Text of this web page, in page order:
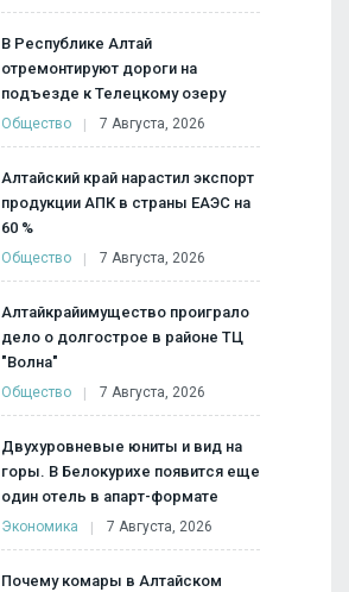
В Республике Алтай
отремонтируют дороги на
подъезде к Телецкому озеру
Общество 7 Августа, 2026
Алтайский край нарастил экспорт
продукции АПК в страны ЕАЭС на
60 %
Общество 7 Августа, 2026
Алтайкрайимущество проиграло
дело о долгострое в районе ТЦ
"Волна"
Общество 7 Августа, 2026
Двухуровневые юниты и вид на
горы. В Белокурихе появится еще
один отель в апарт-формате
Экономика 7 Августа, 2026
Почему комары в Алтайском